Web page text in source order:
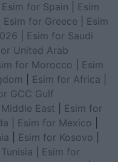
Esim for Spain
Esim
Esim for Greece
Esim
Esim for Saudi
United Arab
for Morocco
Esim
Esim for Africa
GCC Gulf
East
Esim for
Esim for Mexico
Esim for Kosovo
Esim for